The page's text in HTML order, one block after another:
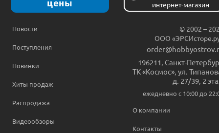
цены
интернет-магазин
Новости
Поступления
Новинки
Хиты продаж
Распродажа
Видеообзоры
© 2002 –
ООО
196211 Санкт-
ТК «Космос», ул.
д. 27/39, 2
ежедневно c 10:00 до
О компании
Контакты